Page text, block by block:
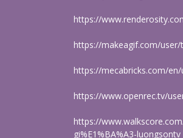
https://
https://makeagif.com/user/
https://mecabricks.com/
https://www.openrec.tv/
https://
gi%E1%BA%A3-luongsontv